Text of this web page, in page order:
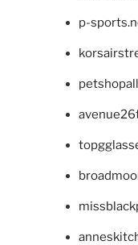
p-